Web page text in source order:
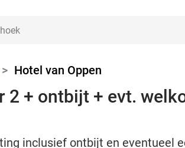
> Hotel van Oppen
2 + ontbijt + evt.
inclusief ontbijt en eventueel